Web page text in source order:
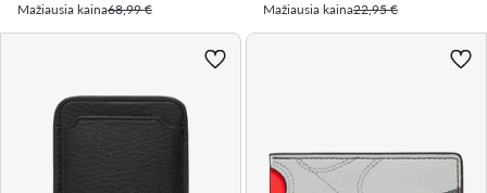
Mažiausia kaina68,99 € Mažiausia kaina22,95 €